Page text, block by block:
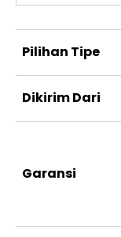
Pilihan Tipe
Dikirim Dari
Garansi